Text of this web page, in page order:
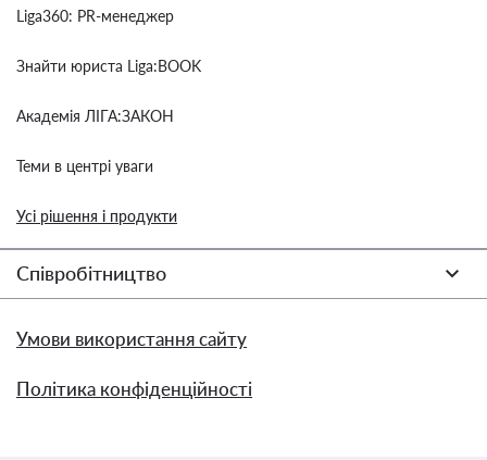
Liga360: PR-менеджер
Знайти юриста Liga:BOOK
Академія ЛІГА:ЗАКОН
Теми в центрі уваги
Усі рішення і продукти
Співробітництво
Умови використання сайту
Політика конфіденційності